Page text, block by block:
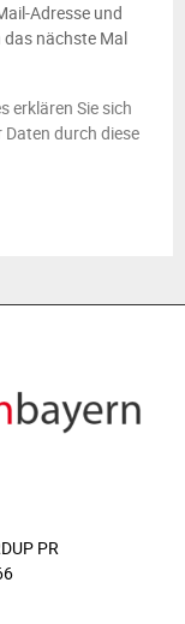
Adresse und
das nächste Mal
erklären Sie sich
durch diese
PR